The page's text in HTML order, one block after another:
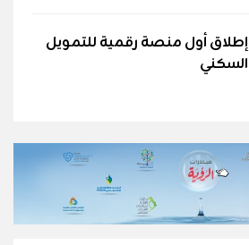
إطلاق أول منصة رقمية للتمويل
السكني